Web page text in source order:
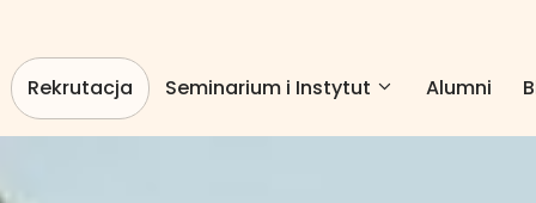
Rekrutacja Seminarium i Instytut Alumni